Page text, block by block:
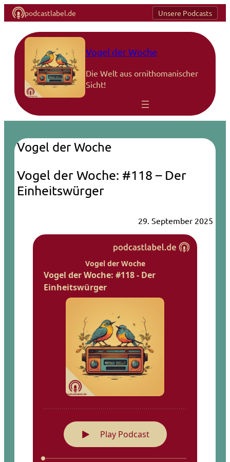
podcastlabel.de Unsere Podcasts
Vogel der Woche
Die Welt aus ornithomanischer
Sicht!
Vogel der Woche
Vogel der Woche: #118 – Der
Einheitswürger
29. September 2025